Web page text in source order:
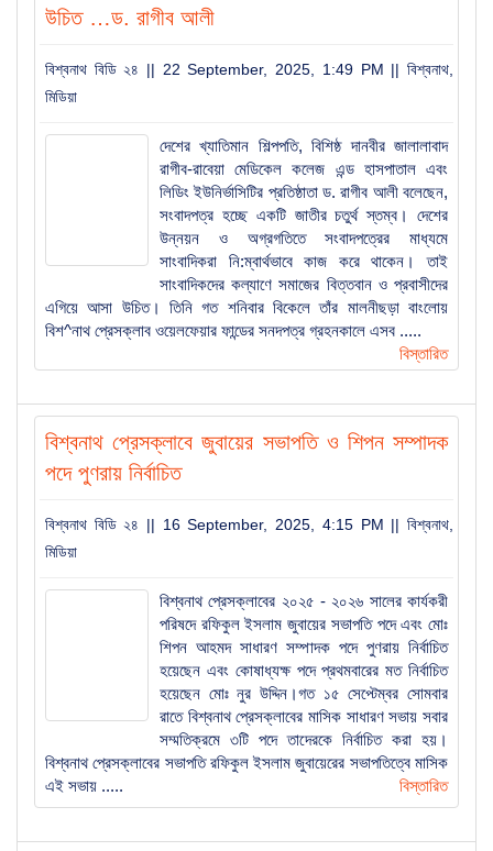
অভিযোগ
বিশ্বনাথ-জগন্নাথপুর উপ-পরিষদের নির্বাচনে সভাপতি পদে তৈমুছ
সম্পাদক পদে সিতাব নির্বাচিত
বিশ্বনাথে ৩ সাংবাদিক সংগঠনের যৌথ সভা
বিশ্বনাথে সাংবাদিকদের সাথেে উপজেলা নির্বাহী কর্মকর্তার মতবিনিময়
বিশ্বনাথ অ্যাসোসিয়েশন অব কানাডা’র আহ্বায়ক কমিটি গঠন
‘পূর্ব বিশ্বনাথ সোসাইটি’র কমিটি গঠন মামুন সভাপতি, সাহিদ
বিশ্বনাথে হত্যা-ডাকাতিসহ ১৩ মামলার আসামি গ্রেফতার
বিশ্বনাথে এনসিপি’র পরিচিতি সভা অনুষ্ঠিত
উচিত …ড. রাগীব আলী
বিশ্বনাথ বিডি ২৪ || 22 September, 2025, 1:49 PM || বিশ্বনাথ
মিডিয়া
দেশের খ্যাতিমান শিল্পপতি, বিশিষ্ঠ দানবীর জালালাবাদ
রাগীব-রাবেয়া মেডিকেল কলেজ এন্ড হাসপাতাল এবং
লিডিং ইউনির্ভাসিটির প্রতিষ্ঠাতা ড. রাগীব আলী বলেছেন,
সংবাদপত্র হচ্ছে একটি জাতীর চতুর্থ স্তম্ব। দেশের
উন্নয়ন ও অগ্রগতিতে সংবাদপত্রের মাধ্যমে
সাংবাদিকরা নি:ম্বার্থভাবে কাজ করে থাকেন। তাই
সাংবাদিকদের কল্যাণে সমাজের বিত্তবান ও প্রবাসীদের
এগিয়ে আসা উচিত। তিনি গত শনিবার বিকেলে তাঁর মালনীছড়া বাংলোয়
বিশ^নাথ প্রেসক্লাব ওয়েলফেয়ার ফান্ডের সনদপত্র গ্রহনকালে এসব .....
বিস্তারিত
বিশ্বনাথ প্রেসক্লাবে জুবায়ের সভাপতি ও শিপন সম্পাদক
পদে পুণরায় নির্বাচিত
বিশ্বনাথ বিডি ২৪ || 16 September, 2025, 4:15 PM || বিশ্বনাথ
মিডিয়া
বিশ্বনাথ প্রেসক্লাবের ২০২৫ - ২০২৬ সালের কার্যকরী
পরিষদে রফিকুল ইসলাম জুবায়ের সভাপতি পদে এবং মোঃ
শিপন আহমদ সাধারণ সম্পাদক পদে পুণরায় নির্বাচিত
হয়েছেন এবং কোষাধ্যক্ষ পদে প্রথমবারের মত নির্বাচিত
হয়েছেন মোঃ নুর উদ্দিন।গত ১৫ সেপ্টেম্বর সোমবার
রাতে বিশ্বনাথ প্রেসক্লাবের মাসিক সাধারণ সভায় সবার
সম্মতিক্রমে ৩টি পদে তাদেরকে নির্বাচিত করা হয়।
বিশ্বনাথ প্রেসক্লাবের সভাপতি রফিকুল ইসলাম জুবায়েরের সভাপতিত্বে মাসিক
এই সভায় .....
বিস্তারিত